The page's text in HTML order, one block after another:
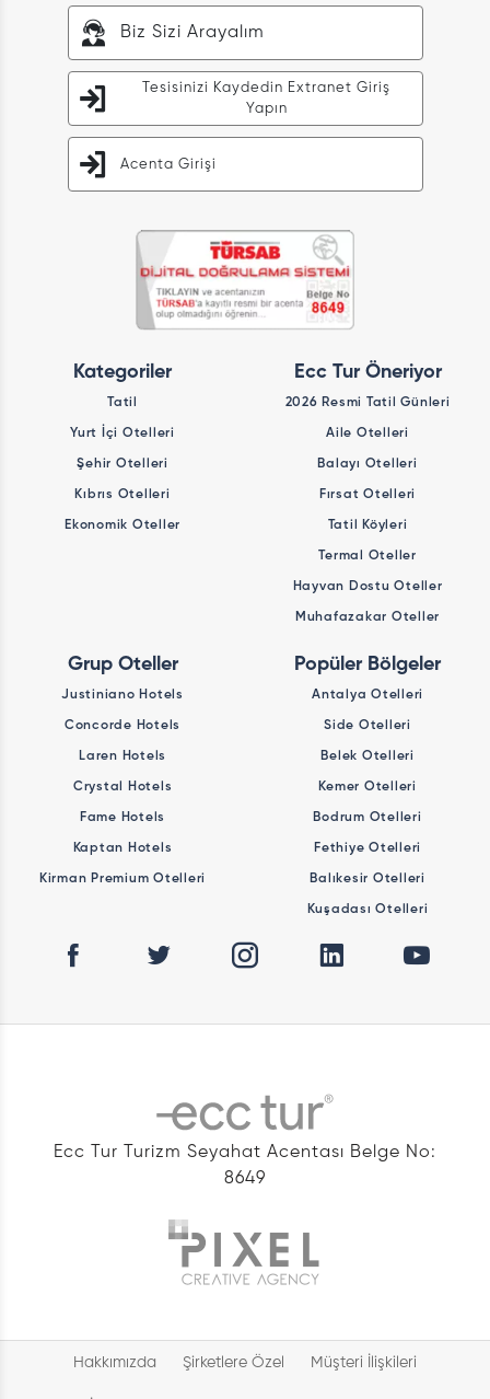
Biz Sizi Arayalım
Tesisinizi Kaydedin Extranet Giriş
Yapın
Acenta Girişi
Kategoriler
Tatil
Yurt İçi Otelleri
Şehir Otelleri
Kıbrıs Otelleri
Ekonomik Oteller
Ecc Tur Öneriyor
2026 Resmi Tatil Günleri
Aile Otelleri
Balayı Otelleri
Fırsat Otelleri
Tatil Köyleri
Termal Oteller
Hayvan Dostu Oteller
Muhafazakar Oteller
Grup Oteller
Justiniano Hotels
Concorde Hotels
Laren Hotels
Crystal Hotels
Fame Hotels
Kaptan Hotels
Kirman Premium Otelleri
Popüler Bölgeler
Antalya Otelleri
Side Otelleri
Belek Otelleri
Kemer Otelleri
Bodrum Otelleri
Fethiye Otelleri
Balıkesir Otelleri
Kuşadası Otelleri
Ecc Tur Turizm Seyahat Acentası Belge No:
8649
Hakkımızda Şirketlere Özel Müşteri İlişkileri